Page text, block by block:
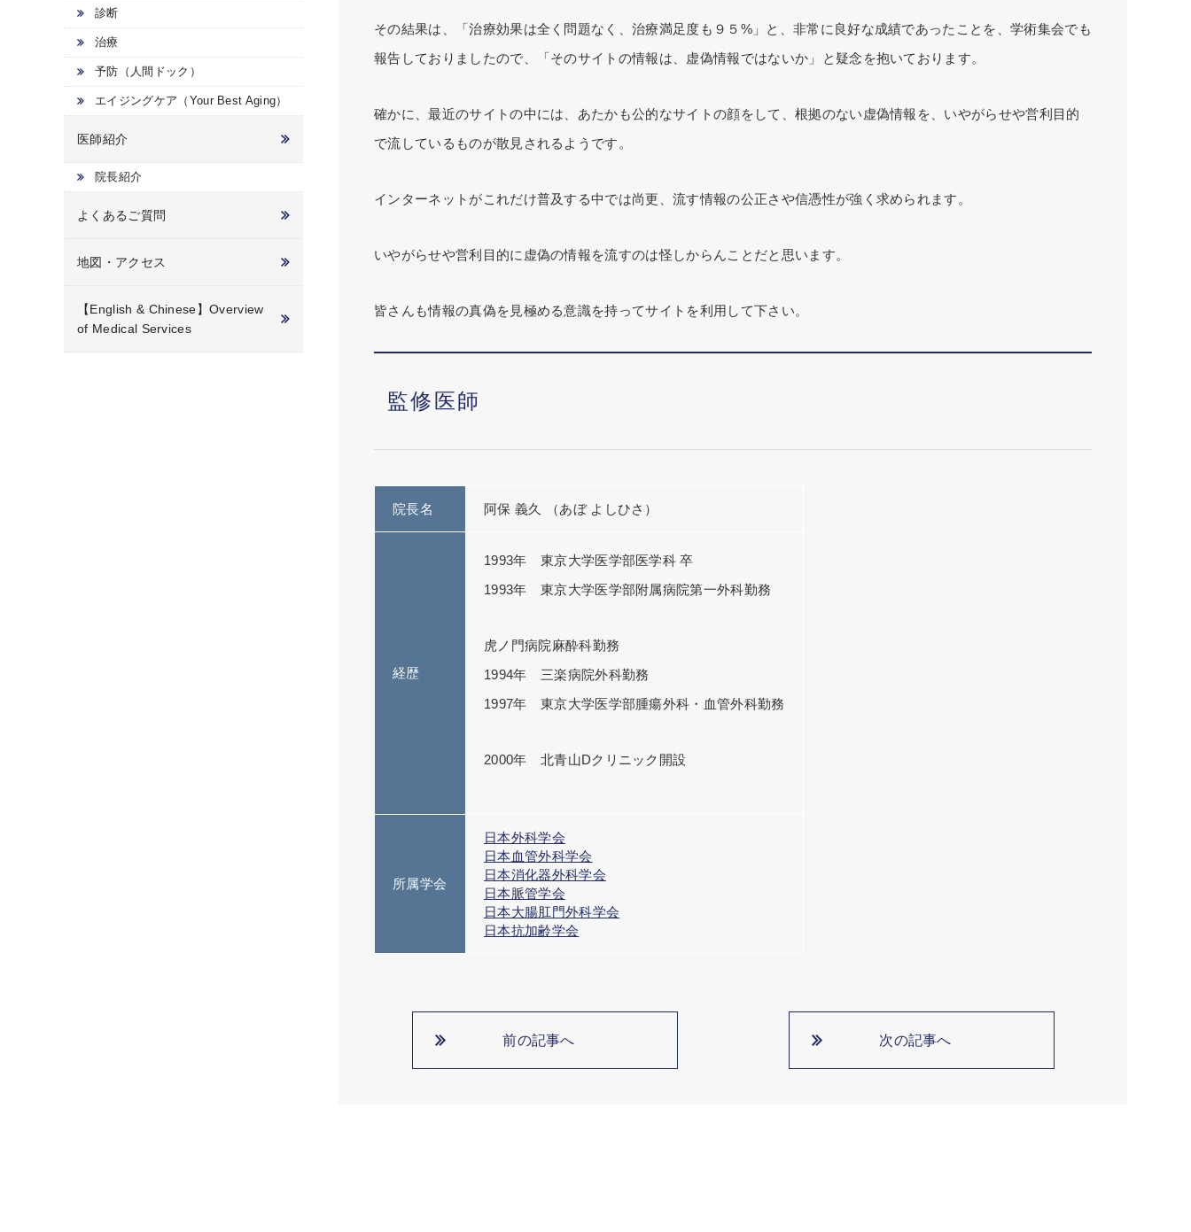
その結果は、「治療効果は全く問題なく、治療満足度も９５%」と、非常に良好な成績であったことを、学術集会でも
報告しておりましたので、「そのサイトの情報は、虚偽情報ではないか」と疑念を抱いております。
確かに、最近のサイトの中には、あたかも公的なサイトの顔をして、根拠のない虚偽情報を、いやがらせや営利目的
で流しているものが散見されるようです。
インターネットがこれだけ普及する中では尚更、流す情報の公正さや信憑性が強く求められます。
いやがらせや営利目的に虚偽の情報を流すのは怪しからんことだと思います。
皆さんも情報の真偽を見極める意識を持ってサイトを利用して下さい。
監修医師
院長名 阿保 義久 （あぼ よしひさ）
経歴
1993年 東京大学医学部医学科 卒
1993年 東京大学医学部附属病院第一外科勤務
虎ノ門病院麻酔科勤務
1994年 三楽病院外科勤務
1997年 東京大学医学部腫瘍外科・血管外科勤務
2000年 北青山Dクリニック開設
所属学会
日本外科学会
日本血管外科学会
日本消化器外科学会
日本脈管学会
日本大腸肛門外科学会
日本抗加齢学会
前の記事へ 次の記事へ
診断
治療
予防（人間ドック）
エイジングケア（Your Best Aging）
医師紹介
院長紹介
よくあるご質問
地図・アクセス
【English & Chinese】Overview
of Medical Services